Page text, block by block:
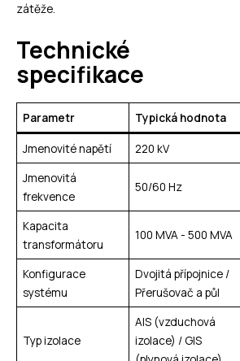
zátěže.
Technické
specifikace
Parametr
Typická hodnota
Jmenovité napětí
220 kV
Jmenovitá
frekvence
50/60 Hz
Kapacita
transformátoru
100 MVA - 500 MVA
Konfigurace
systému
Dvojitá přípojnice /
Přerušovač a půl
Typ izolace
AIS (vzduchová
izolace) / GIS